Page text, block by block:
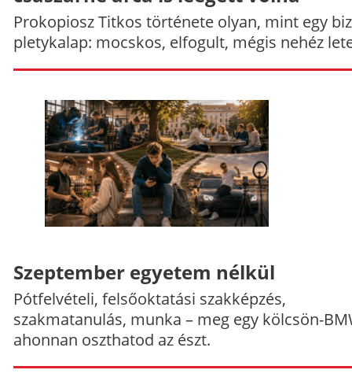
Prokopiosz Titkos története olyan, mint egy
pletykalap: mocskos, elfogult, mégis nehéz
Szeptember egyetem nélkül
Pótfelvételi, felsőoktatási szakképzés,
szakmatanulás, munka – meg egy kölcsön-
ahonnan oszthatod az észt.